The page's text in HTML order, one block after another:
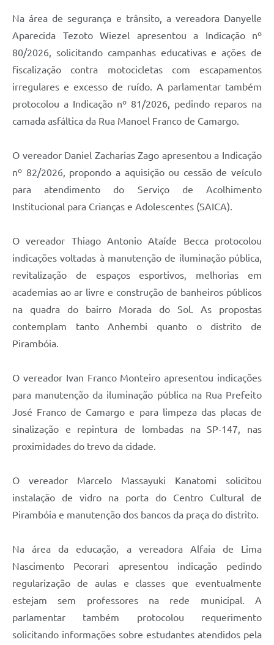
Na área de segurança e trânsito, a vereadora Danyelle
Aparecida Tezoto Wiezel apresentou a Indicação nº
80/2026, solicitando campanhas educativas e ações de
fiscalização contra motocicletas com escapamentos
irregulares e excesso de ruído. A parlamentar também
protocolou a Indicação nº 81/2026, pedindo reparos na
camada asfáltica da Rua Manoel Franco de Camargo.
O vereador Daniel Zacharias Zago apresentou a Indicação
nº 82/2026, propondo a aquisição ou cessão de veículo
para atendimento do Serviço de Acolhimento
Institucional para Crianças e Adolescentes (SAICA).
O vereador Thiago Antonio Ataíde Becca protocolou
indicações voltadas à manutenção de iluminação pública,
revitalização de espaços esportivos, melhorias em
academias ao ar livre e construção de banheiros públicos
na quadra do bairro Morada do Sol. As propostas
contemplam tanto Anhembi quanto o distrito de
Pirambóia.
O vereador Ivan Franco Monteiro apresentou indicações
para manutenção da iluminação pública na Rua Prefeito
José Franco de Camargo e para limpeza das placas de
sinalização e repintura de lombadas na SP-147, nas
proximidades do trevo da cidade.
O vereador Marcelo Massayuki Kanatomi solicitou
instalação de vidro na porta do Centro Cultural de
Pirambóia e manutenção dos bancos da praça do distrito.
Na área da educação, a vereadora Alfaia de Lima
Nascimento Pecorari apresentou indicação pedindo
regularização de aulas e classes que eventualmente
estejam sem professores na rede municipal. A
parlamentar também protocolou requerimento
solicitando informações sobre estudantes atendidos pela